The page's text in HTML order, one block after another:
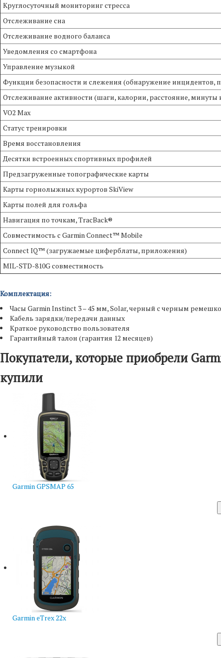
Круглосуточный мониторинг стресса
Отслеживание сна
Отслеживание водного баланса
Уведомления со смартфона
Управление музыкой
Функции безопасности и слежения (обнаружение инцидентов,
Отслеживание активности (шаги, калории, расстояние, минуты
VO2 Max
Статус тренировки
Время восстановления
Десятки встроенных спортивных профилей
Предзагруженные топографические карты
Карты горнолыжных курортов SkiView
Карты полей для гольфа
Навигация по точкам, TracBack®
Совместимость с Garmin Connect™ Mobile
Connect IQ™ (загружаемые циферблаты, приложения)
MIL-STD-810G совместимость
Комплектация:
Часы Garmin Instinct 3 – 45 мм, Solar, черный с черным
Кабель зарядки/передачи данных
Краткое руководство пользователя
Гарантийный талон (гарантия 12 месяцев)
Покупатели, которые приобрели
купили
Garmin GPSMAP 65
Garmin eTrex 22x